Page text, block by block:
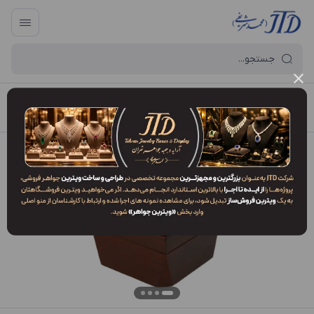
آرایه و جعبه جواهر تهران / فهرست محصولات / جعبه النگو OO1 WDV3